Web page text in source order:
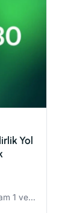
Yol
1 ve 2